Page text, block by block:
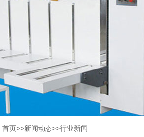
首页>>新闻动态>>行业新闻